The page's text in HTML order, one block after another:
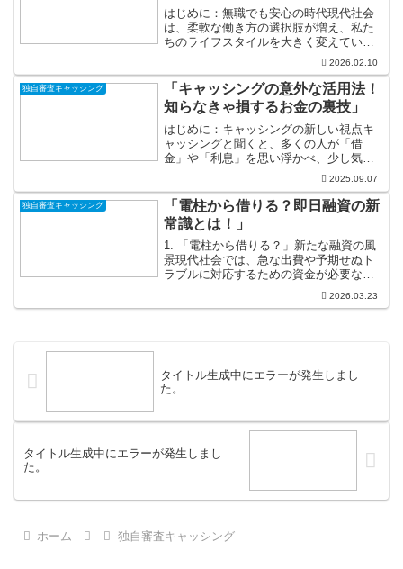
はじめに：無職でも安心の時代現代社会
は、柔軟な働き方の選択肢が増え、私た
ちのライフスタイルを大きく変えていま
す。フリーランスやリモートワーク、一
時的に無職であることはもはや珍しいこ
とではなく、むしろ新しい形の生き方と
して認識されつつあります...
2026.02.10
独自審査キャッシング
「キャッシングの意外な活用法！
知らなきゃ損するお金の裏技」
はじめに：キャッシングの新しい視点キ
ャッシングと聞くと、多くの人が「借
金」や「利息」を思い浮かべ、少し気が
引けてしまうかもしれません。しかし、
なたの経済生活を豊かにする強力なツー
ルにもなり得るのです。大切...
2025.09.07
独自審査キャッシング
「電柱から借りる？即日融資の新
常識とは！」
1. 「電柱から借りる？」新たな融資の風
景現代社会では、急な出費や予期せぬト
ラブルに対応するための資金が必要な場
面が増えています。そこで登場したのが
「電柱から借りる」という新しい形の即
2026.03.23
タイトル生成中にエラーが発生しまし
た。
タイトル生成中にエラーが発生しまし
た。
ホーム 独自審査キャッシング